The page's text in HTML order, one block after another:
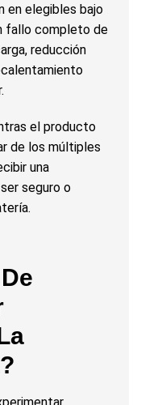
en elegibles bajo
fallo completo de
reducción
el producto
de los múltiples
una
seguro o